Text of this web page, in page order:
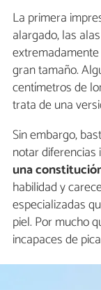
La primera
alargado, las
gran tamaño.
centímetros de
trata de una
Sin embargo,
notar
una
habilidad y
especializadas
piel. Por mucho
incapaces de